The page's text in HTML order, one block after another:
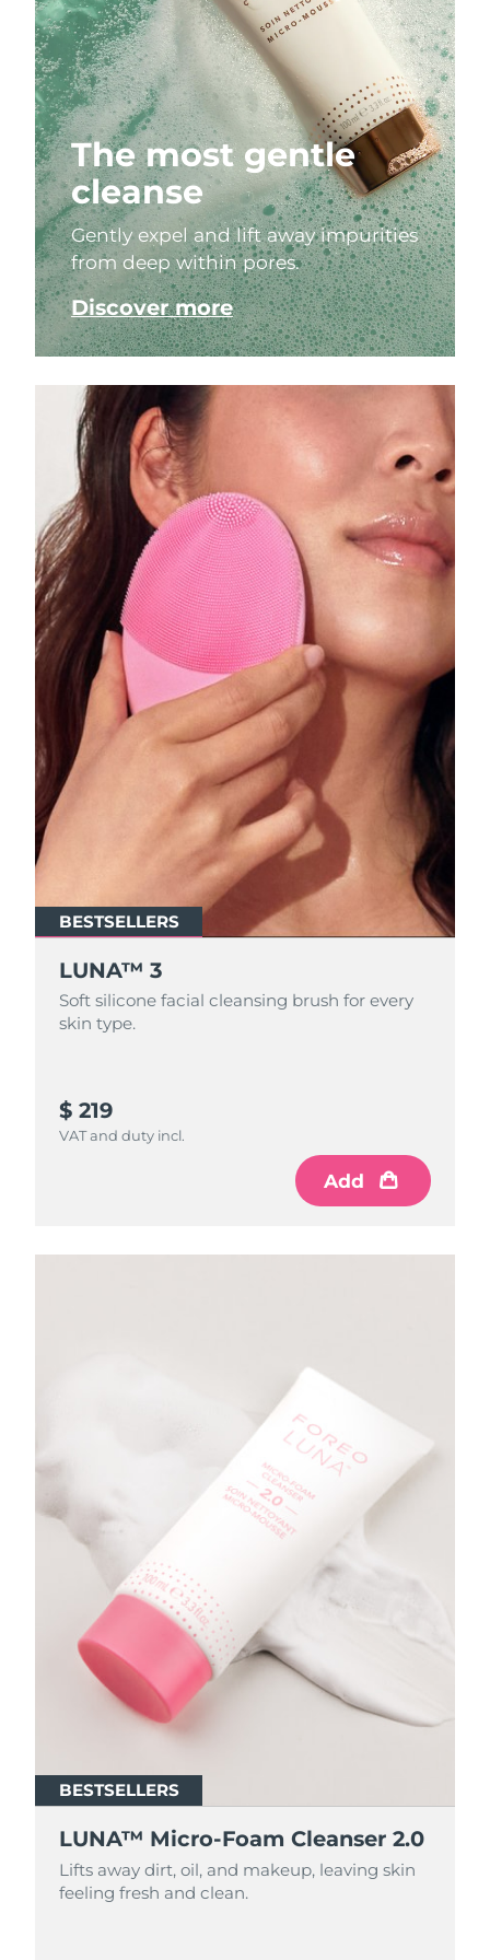
The most gentle
cleanse
Gently expel and lift away impurities
from deep within pores.
Discover more
BESTSELLERS
LUNA™ 3
Soft silicone facial cleansing brush for every
skin type.
$ 219
VAT and duty incl.
Add
BESTSELLERS
LUNA™ Micro-Foam Cleanser 2.0
Lifts away dirt, oil, and makeup, leaving skin
feeling fresh and clean.
BESTSELLERS
LUNA™ Micro-Foam Cleanser 2.0
Lifts away dirt, oil, and makeup, leaving skin
feeling fresh and clean.